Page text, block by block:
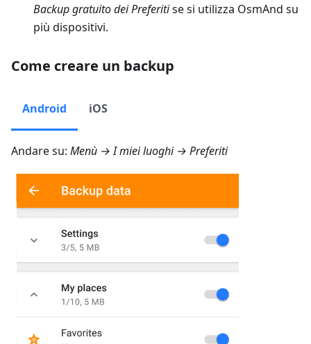
Backup gratuito dei Preferitise si utilizza OsmAnd su
più dispositivi.
Come creare un backup
Android iOS
Andare su: Menù → I miei luoghi → Preferiti